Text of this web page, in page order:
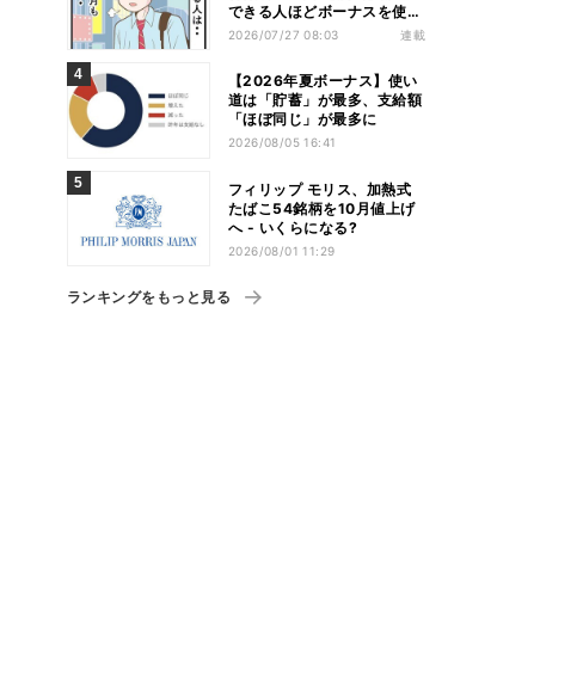
できる人ほどボーナスを使
う!? その差は"買う目的"にあ
2026/07/27 08:03 連載
【2026年夏ボーナス】使い
道は「貯蓄」が最多、支給額
「ほぼ同じ」が最多に
2026/08/05 16:41
フィリップ モリス、加熱式
たばこ54銘柄を10月値上げ
へ - いくらになる?
2026/08/01 11:29
ランキングをもっと見る